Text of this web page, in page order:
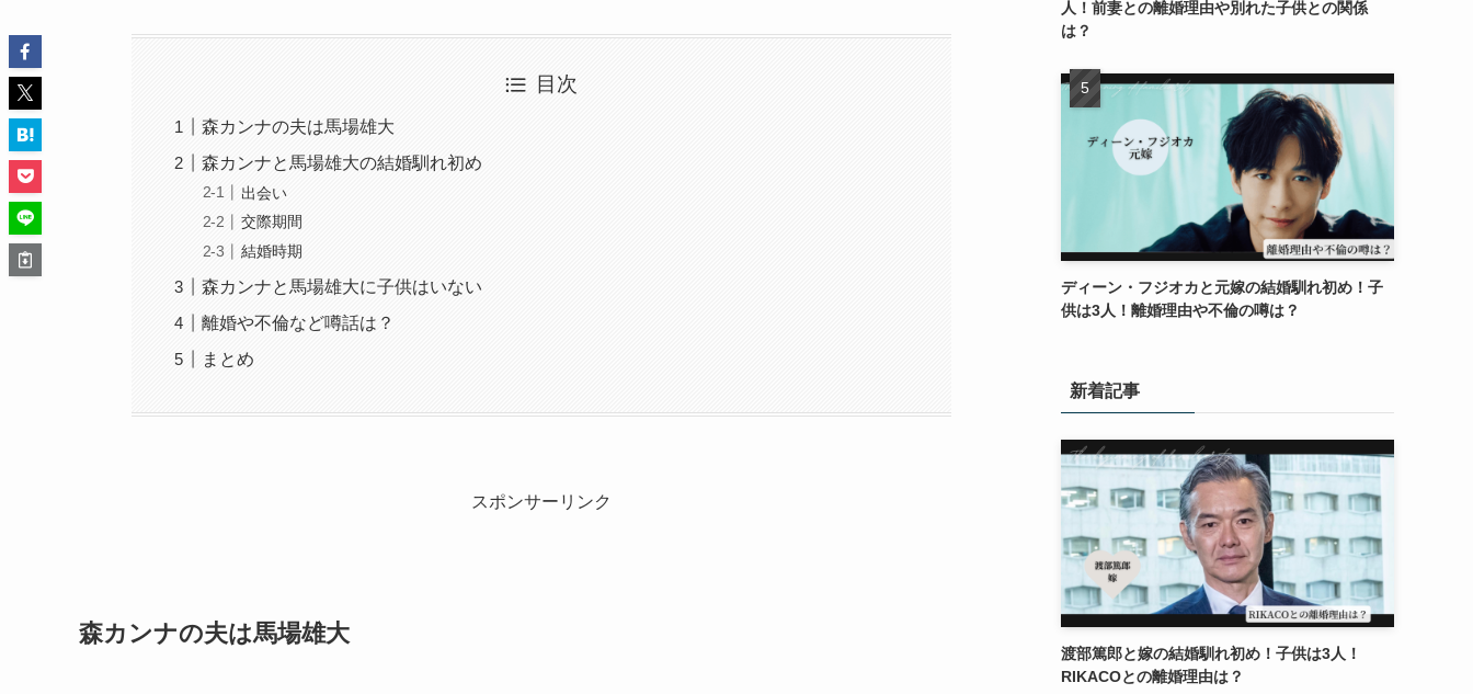
目次
森カンナの夫は馬場雄大
森カンナと馬場雄大の結婚馴れ初め
出会い
交際期間
結婚時期
森カンナと馬場雄大に子供はいない
離婚や不倫など噂話は？
まとめ
スポンサーリンク
森カンナの夫は馬場雄大
人！前妻との離婚理由や別れた子供との関係
は？
ディーン・フジオカと元嫁の結婚馴れ初め！子
供は3人！離婚理由や不倫の噂は？
新着記事
渡部篤郎と嫁の結婚馴れ初め！子供は3人！
RIKACOとの離婚理由は？